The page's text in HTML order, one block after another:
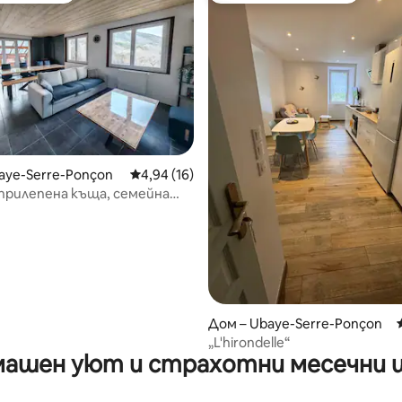
Serre-Ponçon Средна оценка: 4,94 от 5, 16 отзива
4,94 (16)
къща, семейна
Дом – Ubaye-Serre-Ponçon
„L'hirondelle“
уют и страхотни месечни